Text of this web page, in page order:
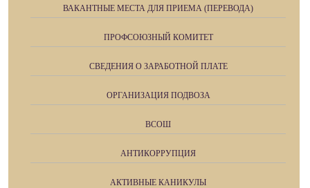
ВАКАНТНЫЕ МЕСТА ДЛЯ ПРИЕМА (ПЕРЕВОДА)
ПРОФСОЮЗНЫЙ КОМИТЕТ
СВЕДЕНИЯ О ЗАРАБОТНОЙ ПЛАТЕ
ОРГАНИЗАЦИЯ ПОДВОЗА
ВСОШ
АНТИКОРРУПЦИЯ
АКТИВНЫЕ КАНИКУЛЫ